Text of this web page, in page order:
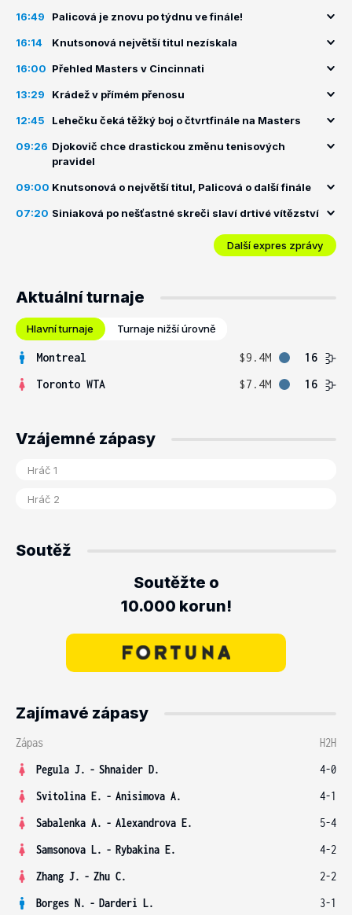
16:49 Palicová je znovu po týdnu ve finále!
16:14 Knutsonová největší titul nezískala
16:00 Přehled Masters v Cincinnati
13:29 Krádež v přímém přenosu
12:45 Lehečku čeká těžký boj o čtvrtfinále na Masters
09:26 Djokovič chce drastickou změnu tenisových
pravidel
09:00 Knutsonová o největší titul, Palicová o další finále
07:20 Siniaková po nešťastné skreči slaví drtivé vítězství
Další expres zprávy
Aktuální turnaje
Hlavní turnaje Turnaje nižší úrovně
Montreal $9.4M
16
Toronto WTA
$7.4M 16
Vzájemné zápasy
Soutěž
Soutěžte o
10.000 korun!
Zajímavé zápasy
Zápas
H2H
Pegula J. - Shnaider D.
4-0
Svitolina E. - Anisimova A.
4-1
Sabalenka A. - Alexandrova E.
5-4
Samsonova L. - Rybakina E.
4-2
Zhang J. - Zhu C.
2-2
Borges N. - Darderi L. 3-1